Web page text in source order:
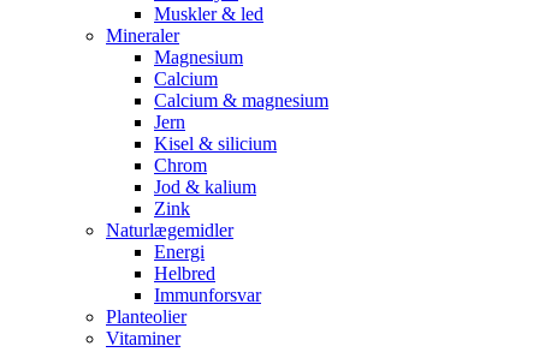
Muskler & led
Mineraler
Magnesium
Calcium
Calcium & magnesium
Jern
Kisel & silicium
Chrom
Jod & kalium
Zink
Naturlægemidler
Energi
Helbred
Immunforsvar
Planteolier
Vitaminer